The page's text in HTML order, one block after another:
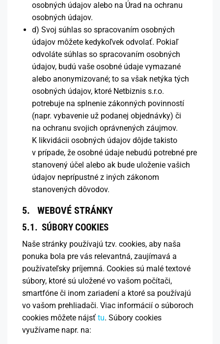
osobných údajov alebo na Úrad na ochranu
osobných údajov.
d) Svoj súhlas so spracovaním osobných
údajov môžete kedykoľvek odvolať. Pokiaľ
odvoláte súhlas so spracovaním osobných
údajov, budú vaše osobné údaje vymazané
alebo anonymizované; to sa však netýka tých
osobných údajov, ktoré Netbiznis s.r.o.
potrebuje na splnenie zákonných povinností
(napr. vybavenie už podanej objednávky) či
na ochranu svojich oprávnených záujmov.
K likvidácii osobných údajov dôjde takisto
v prípade, že osobné údaje nebudú potrebné pre
stanovený účel alebo ak bude uloženie vašich
údajov neprípustné z iných zákonom
stanovených dôvodov.
5. WEBOVÉ STRÁNKY
5.1. SÚBORY COOKIES
Naše stránky používajú tzv. cookies, aby naša
ponuka bola pre vás relevantná, zaujímavá a
používateľsky príjemná. Cookies sú malé textové
súbory, ktoré sú uložené vo vašom počítači,
smartfóne či inom zariadení a ktoré sa používajú
vo vašom prehliadači. Viac informácií o súboroch
cookies môžete nájsť tu. Súbory cookies
využívame napr. na: